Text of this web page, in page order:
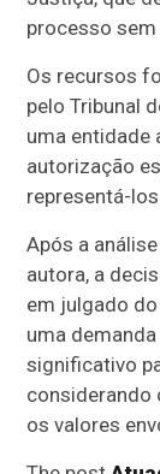
processo
Os recursos
pelo Tribunal
uma entidade
autorização
representá-
Após a
autora, a
em julgado
uma
significativo
considerando
os valores